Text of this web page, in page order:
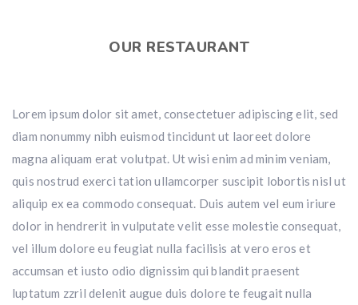
OUR RESTAURANT
Lorem ipsum dolor sit amet, consectetuer adipiscing elit, sed
diam nonummy nibh euismod tincidunt ut laoreet dolore
magna aliquam erat volutpat. Ut wisi enim ad minim veniam,
quis nostrud exerci tation ullamcorper suscipit lobortis nisl ut
aliquip ex ea commodo consequat. Duis autem vel eum iriure
dolor in hendrerit in vulputate velit esse molestie consequat,
vel illum dolore eu feugiat nulla facilisis at vero eros et
accumsan et iusto odio dignissim qui blandit praesent
luptatum zzril delenit augue duis dolore te feugait nulla